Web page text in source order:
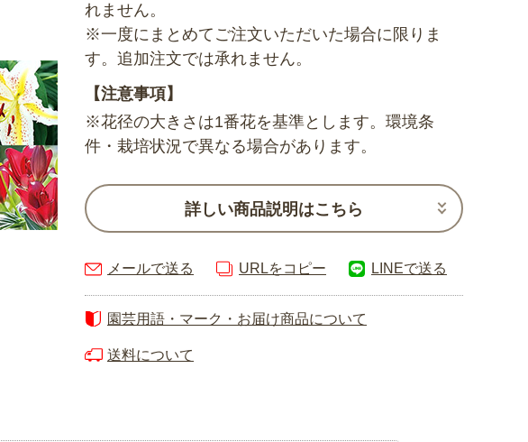
れません。
※一度にまとめてご注文いただいた場合に限りま
す。追加注文では承れません。
【注意事項】
※花径の大きさは1番花を基準とします。環境条
件・栽培状況で異なる場合があります。
詳しい商品説明はこちら
メールで送る URLをコピー LINEで送る
園芸用語・マーク・お届け商品について
送料について